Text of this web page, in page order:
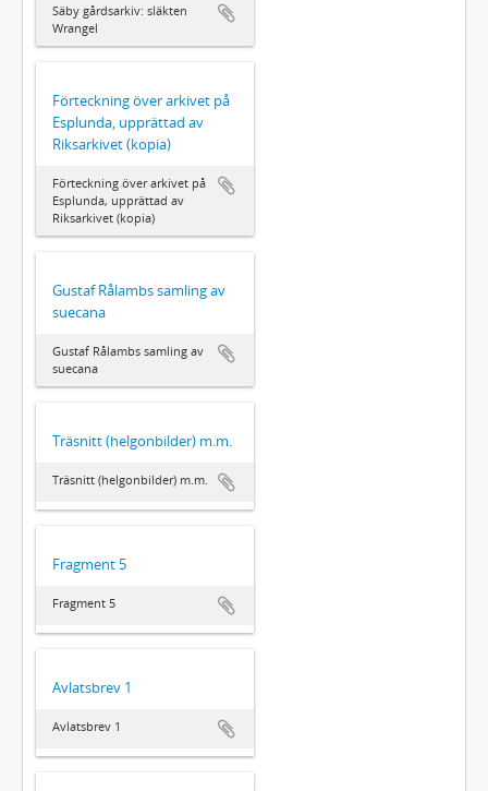
Säby gårdsarkiv: släkten
Wrangel
Förteckning över arkivet på
Esplunda, upprättad av
Riksarkivet (kopia)
Förteckning över arkivet på
Esplunda, upprättad av
Riksarkivet (kopia)
Gustaf Rålambs samling av
suecana
Gustaf Rålambs samling av
suecana
Träsnitt (helgonbilder) m.m.
Träsnitt (helgonbilder) m.m.
Fragment 5
Fragment 5
Avlatsbrev 1
Avlatsbrev 1